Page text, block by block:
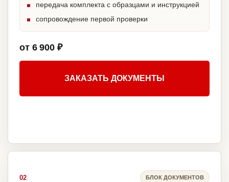
передача комплекта с образцами и инструкцией
сопровождение первой проверки
от 6 900 ₽
ЗАКАЗАТЬ ДОКУМЕНТЫ
02 БЛОК ДОКУМЕНТОВ